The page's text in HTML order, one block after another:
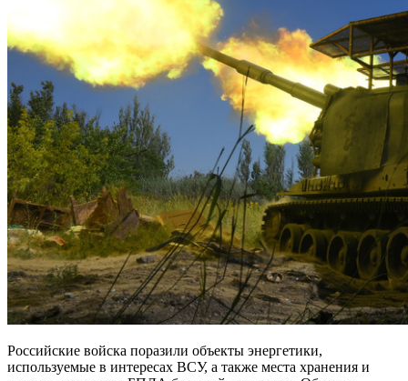
Российские войска поразили объекты энергетики,
используемые в интересах ВСУ, а также места хранения и